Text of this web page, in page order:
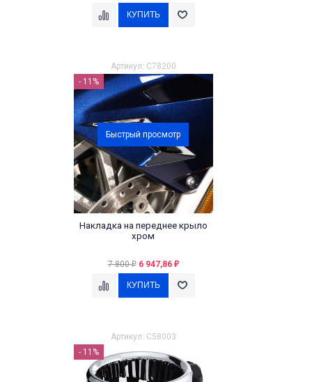
Артикул: C78200
- 11%
Быстрый просмотр
Накладка на переднее крыло
хром
7 800₽ 6 947,86 ₽
Артикул: C58003
- 11%